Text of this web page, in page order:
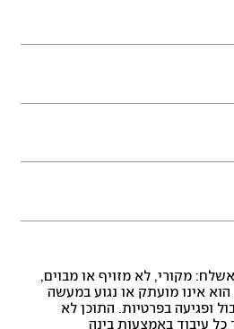
מקורי, לא מזויף או מבוים,
אינו מועתק או נגוע במעשה
ופגיעה בפרטיות. התוכן לא
כל עיבוד באמצעות בינה